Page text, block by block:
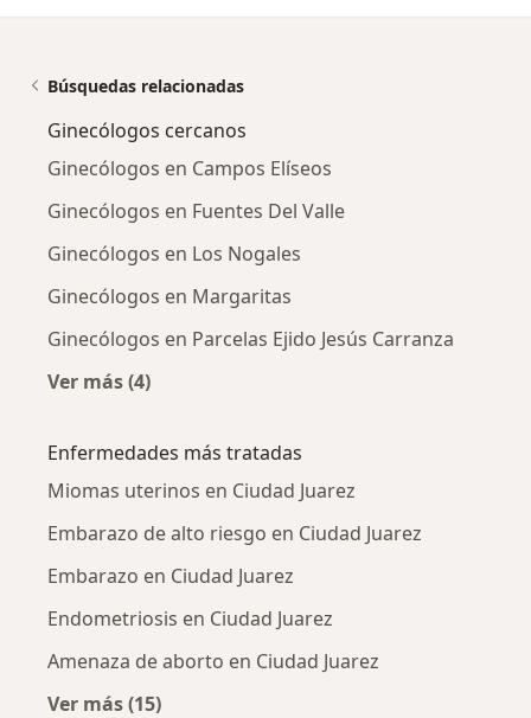
Búsquedas relacionadas
Ginecólogos cercanos
Ginecólogos en Campos Elíseos
Ginecólogos en Fuentes Del Valle
Ginecólogos en Los Nogales
Ginecólogos en Margaritas
Ginecólogos en Parcelas Ejido Jesús Carranza
Ver más (4)
Enfermedades más tratadas
Miomas uterinos en Ciudad Juarez
Embarazo de alto riesgo en Ciudad Juarez
Embarazo en Ciudad Juarez
Endometriosis en Ciudad Juarez
Amenaza de aborto en Ciudad Juarez
Ver más (15)